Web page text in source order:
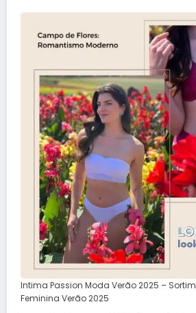
Intima Passion Moda Verão 2025 –
Feminina Verão 2025